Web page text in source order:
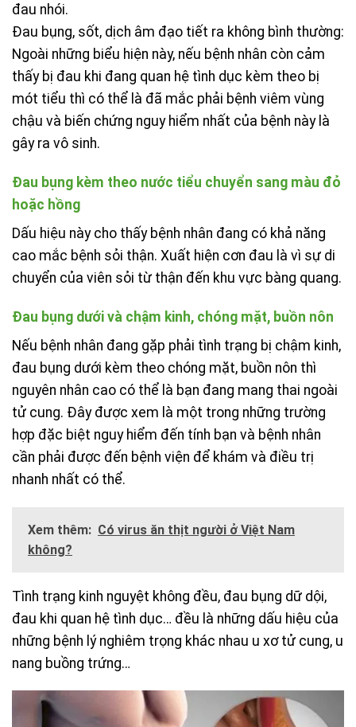
đau nhói.
Đau bụng, sốt, dịch âm đạo tiết ra không bình thường:
Ngoài những biểu hiện này, nếu bệnh nhân còn cảm
thấy bị đau khi đang quan hệ tình dục kèm theo bị
mót tiểu thì có thể là đã mắc phải bệnh viêm vùng
chậu và biến chứng nguy hiểm nhất của bệnh này là
gây ra vô sinh.
Đau bụng kèm theo nước tiểu chuyển sang màu đỏ
hoặc hồng
Dấu hiệu này cho thấy bệnh nhân đang có khả năng
cao mắc bệnh sỏi thận. Xuất hiện cơn đau là vì sự di
chuyển của viên sỏi từ thận đến khu vực bàng quang.
Đau bụng dưới và chậm kinh, chóng mặt, buồn nôn
Nếu bệnh nhân đang gặp phải tình trạng bị chậm kinh,
đau bụng dưới kèm theo chóng mặt, buồn nôn thì
nguyên nhân cao có thể là bạn đang mang thai ngoài
tử cung. Đây được xem là một trong những trường
hợp đặc biệt nguy hiểm đến tính bạn và bệnh nhân
cần phải được đến bệnh viện để khám và điều trị
nhanh nhất có thể.
Xem thêm: Có virus ăn thịt người ở Việt Nam
không?
Tình trạng kinh nguyệt không đều, đau bụng dữ dội,
đau khi quan hệ tình dục… đều là những dấu hiệu của
những bệnh lý nghiêm trọng khác nhau u xơ tử cung, u
nang buồng trứng…